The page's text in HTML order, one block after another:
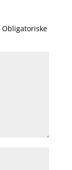
Obligatoriske